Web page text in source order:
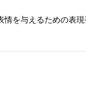
情を与えるための表